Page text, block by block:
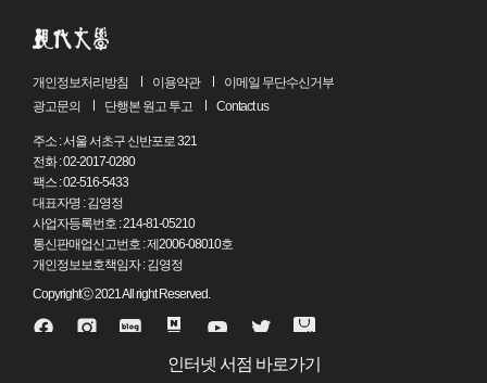
인터넷 서점 바로가기
의미와 가치를 발견하기를 기대해본다.
출판위원 김인환, 이숭원, 강진호, 김동식
개인정보처리방침 이용약관
이메일 무단수신거부
광고문의
단행본 원고 투고 Contact us
주소 : 서울 서초구 신반포로 321
전화 : 02-2017-0280
팩스 : 02-516-5433
대표자명 : 김영정
사업자등록번호 : 214-81-05210
통신판매업신고번호 : 제2006-08010호
개인정보보호책임자 : 김영정
Copyrightⓒ 2021 All right Reserved.